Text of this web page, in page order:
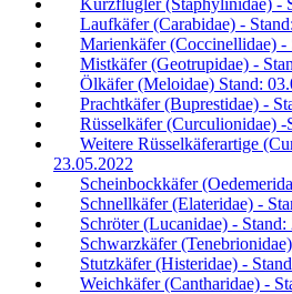
Kurzflügler (Staphylinidae) -
Laufkäfer (Carabidae) -
Marienkäfer (Coccinellidae) -
Mistkäfer (Geotrupidae) -
Ölkäfer (Meloidae) Stand:
Prachtkäfer (Buprestidae) -
Rüsselkäfer (Curculionidae) -
Weitere Rüsselkäferartige
23.05.2022
Scheinbockkäfer
Schnellkäfer (Elateridae) -
Schröter (Lucanidae) - Stand:
Schwarzkäfer
Stutzkäfer (Histeridae) -
Weichkäfer (Cantharidae) -